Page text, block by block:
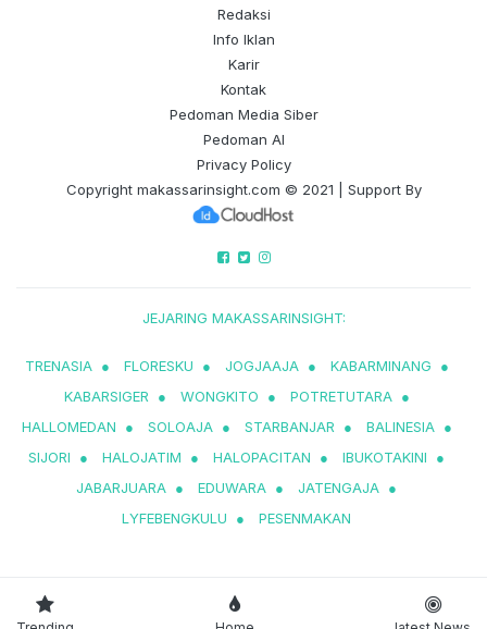
Redaksi
Info Iklan
Karir
Kontak
Pedoman Media Siber
Pedoman AI
Privacy Policy
Copyright makassarinsight.com © 2021 | Support By
JEJARING MAKASSARINSIGHT:
TRENASIA ● FLORESKU ● JOGJAAJA ● KABARMINANG
●
KABARSIGER ● WONGKITO ● POTRETUTARA ●
HALLOMEDAN
● SOLOAJA ● STARBANJAR ● BALINESIA ●
SIJORI
● HALOJATIM ● HALOPACITAN ● IBUKOTAKINI
●
JABARJUARA ● EDUWARA ● JATENGAJA ●
LYFEBENGKULU
● PESENMAKAN